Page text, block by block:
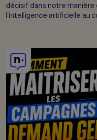
décisif dans notre
l'intelligence artificielle au